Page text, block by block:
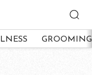
GROOMING